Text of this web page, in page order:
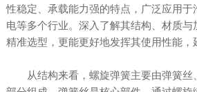
性稳定、承载能力强的特点，广泛应用
电等多个行业。深入了解其结构、材质
精准选型，更能更好地发挥其使用性能，
从结构来看，螺旋弹簧主要由弹簧